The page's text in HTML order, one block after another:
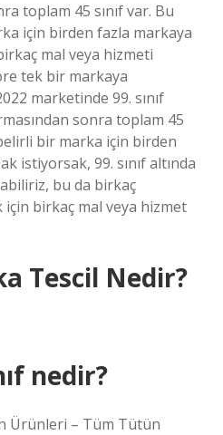
toplam 45 sınıf var. Bu
için birden fazla markaya
mal veya hizmeti
tek bir markaya
marketinde 99. sınıf
sonra toplam 45
bir marka için birden
istiyorsak, 99. sınıf altında
bu da birkaç
için birkaç mal veya hizmet
Tescil Nedir?
nedir?
Ürünleri – Tüm Tütün